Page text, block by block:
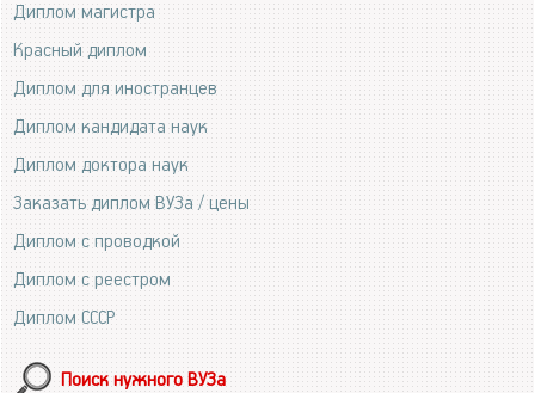
Диплом магистра
Красный диплом
Диплом для иностранцев
Диплом кандидата наук
Диплом доктора наук
Заказать диплом ВУЗа / цены
Диплом с проводкой
Диплом с реестром
Диплом СССР
Поиск нужного ВУЗа